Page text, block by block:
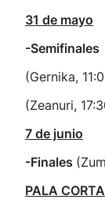
31 de mayo
-Semifinales
(Gernika,
(Zeanuri,
7 de junio
-Finales
PALA